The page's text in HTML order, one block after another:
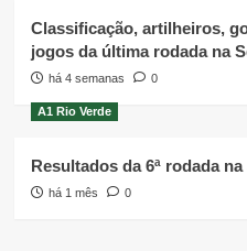
Classificação, artilheiros,
jogos da última rodada na
há 4 semanas 0
A1 Rio Verde
Resultados da 6ª rodada
há 1 mês 0